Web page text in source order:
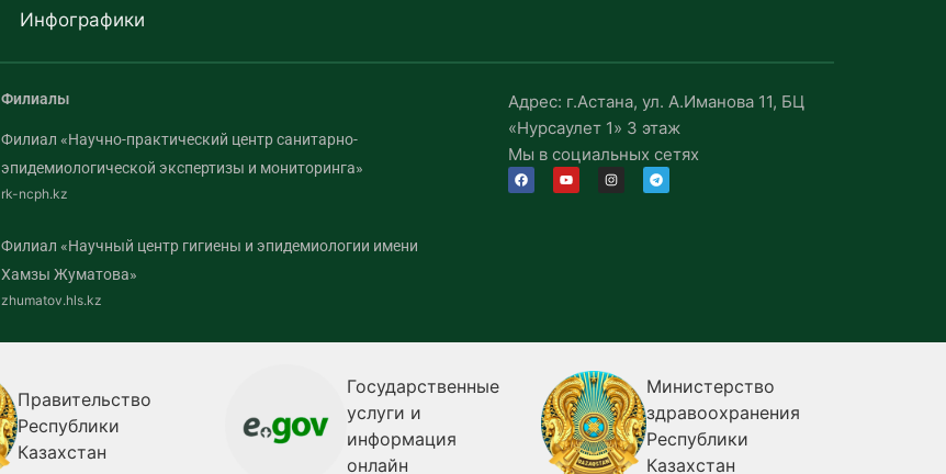
Инфографики
Филиалы
Филиал «Научно-практический центр санитарно-
эпидемиологической экспертизы и мониторинга»
rk-ncph.kz
Филиал «Научный центр гигиены и эпидемиологии имени
Хамзы Жуматова»
zhumatov.hls.kz
Адрес: г.Астана, ул. А.Иманова 11, БЦ
«Нурсаулет 1» 3 этаж
Мы в социальных сетях
Правительство
Республики
Казахстан
Государственные
услуги и
информация
онлайн
Министерство
здравоохранения
Республики
Казахстан